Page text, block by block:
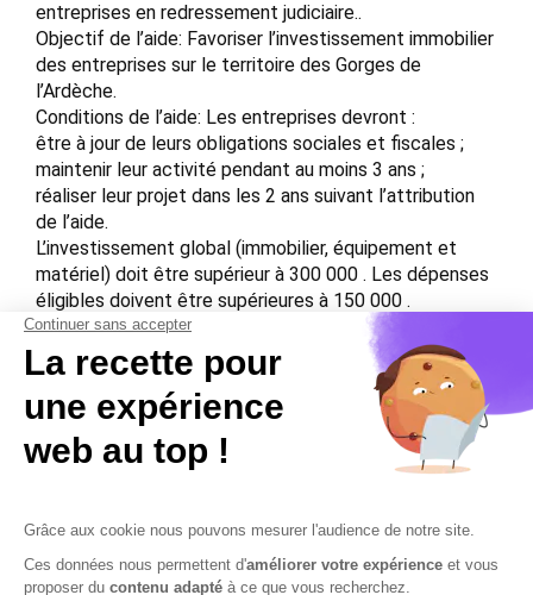
entreprises en redressement judiciaire..
Objectif de l’aide: Favoriser l’investissement immobilier
des entreprises sur le territoire des Gorges de
l’Ardèche.
Conditions de l’aide: Les entreprises devront :
être à jour de leurs obligations sociales et fiscales ;
maintenir leur activité pendant au moins 3 ans ;
réaliser leur projet dans les 2 ans suivant l’attribution
de l’aide.
L’investissement global (immobilier, équipement et
matériel) doit être supérieur à 300 000 . Les dépenses
éligibles doivent être supérieures à 150 000 .
Montant de l’aide: Subvention de 10 000  maximum.
Une entreprise ne pourra pas bénéficier de l’aide pour
un même bâtiment pendant une période de 5 ans après
l’attribution.
Source:
Contactez-nous Mentions légales
Plan du site
Sécurisation des données